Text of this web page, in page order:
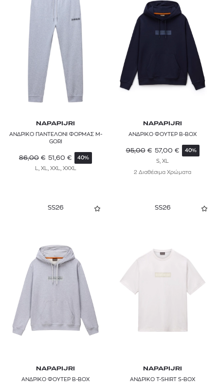
NAPAPIJRI
ΑΝΔΡΙΚΟ ΠΑΝΤΕΛΟΝΙ ΦΟΡΜΑΣ M-
GORI
86,00 € 51,60 € 40%
L, XL, XXL, XXXL
NAPAPIJRI
ΑΝΔΡΙΚΟ ΦΟΥΤΕΡ B-BOX
95,00 € 57,00 € 40%
S, XL
2 Διαθέσιμα Χρώματα
SS26
NAPAPIJRI
ΑΝΔΡΙΚΟ ΦΟΥΤΕΡ B-BOX
SS26
NAPAPIJRI
ΑΝΔΡΙΚΟ T-SHIRT S-BOX